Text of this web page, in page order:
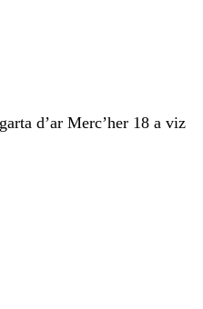
d’ar Merc’her 18 a viz